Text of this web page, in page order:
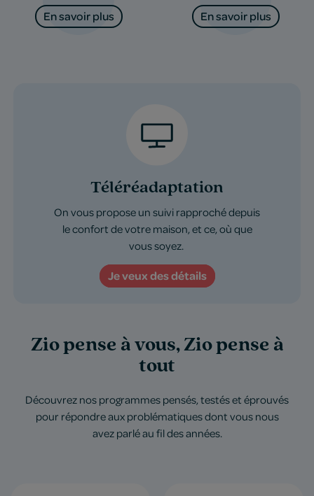
En savoir plus En savoir plus
Téléréadaptation
On vous propose un suivi rapproché depuis
le confort de votre maison, et ce, où que
vous soyez.
Je veux des détails
Zio pense à vous, Zio pense à
tout
Découvrez nos programmes pensés, testés et éprouvés
pour répondre aux problématiques dont vous nous
avez parlé au fil des années.